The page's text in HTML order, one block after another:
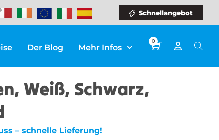
Schnellangebot
Der Blog Mehr Infos
0
Weiß, Schwarz,
– schnelle Lieferung!